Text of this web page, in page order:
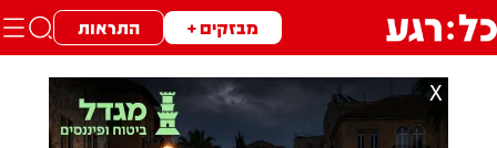
מבזקים + התראות
X